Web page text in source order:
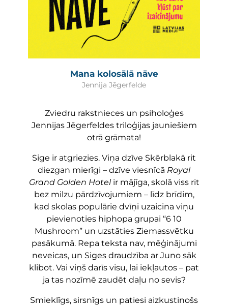
Mana kolosālā nāve
Jennija Jēgerfelde
Zviedru rakstnieces un psiholoģes
Jennijas Jēgerfeldes triloģijas jauniešiem
otrā grāmata!
Sige ir atgriezies. Viņa dzīve Skērblakā rit
diezgan mierīgi – dzīve viesnīcā Royal
Grand Golden Hotelir mājīga, skolā viss rit
bez milzu pārdzīvojumiem – līdz brīdim,
kad skolas populārie dvīņi uzaicina viņu
pievienoties hiphopa grupai “6 10
Mushroom” un uzstāties Ziemassvētku
pasākumā. Repa teksta nav, mēģinājumi
neveicas, un Siges draudzība ar Juno sāk
klibot. Vai viņš darīs visu, lai iekļautos – pat
ja tas nozīmē zaudēt daļu no sevis?
Smieklīgs, sirsnīgs un patiesi aizkustinošs